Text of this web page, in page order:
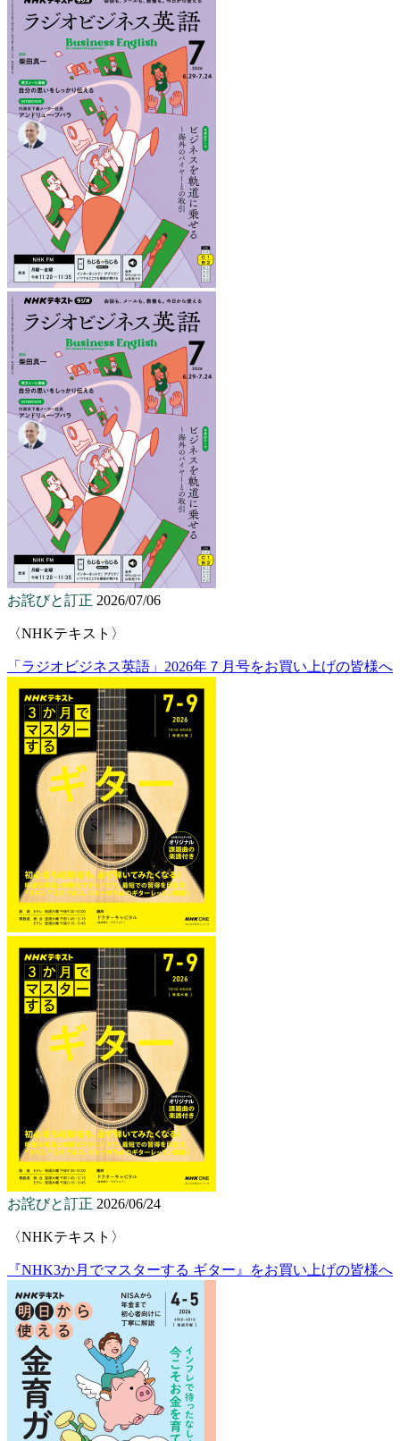
お詫びと訂正 2026/07/06
〈NHKテキスト〉
「ラジオビジネス英語」2026年７月号をお買い上げの皆様へ
お詫びと訂正 2026/06/24
〈NHKテキスト〉
『NHK3か月でマスターする ギター』をお買い上げの皆様へ